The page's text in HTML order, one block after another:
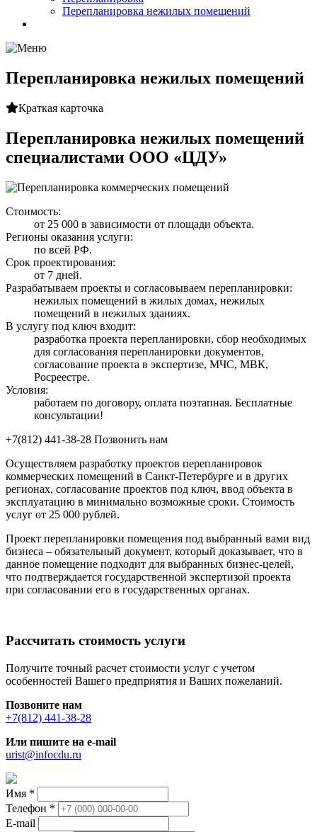
Перепланировка нежилых помещений
Перепланировка нежилых помещений
Краткая карточка
Перепланировка нежилых помещений
специалистами ООО «ЦДУ»
Стоимость:
от 25 000 в зависимости от площади объекта.
Регионы оказания услуги:
по всей РФ.
Срок проектирования:
от 7 дней.
Разрабатываем проекты и согласовываем перепланировки:
нежилых помещений в жилых домах, нежилых
помещений в нежилых зданиях.
В услугу под ключ входит:
разработка проекта перепланировки, сбор необходимых
для согласования перепланировки документов,
согласование проекта в экспертизе, МЧС, МВК,
Росреестре.
Условия:
работаем по договору, оплата поэтапная. Бесплатные
консультации!
+7(812) 441-38-28 Позвонить нам
Осуществляем разработку проектов перепланировок
коммерческих помещений в Санкт-Петербурге и в других
регионах, согласование проектов под ключ, ввод объекта в
эксплуатацию в минимально возможные сроки. Стоимость
услуг от 25 000 рублей.
Проект перепланировки помещения под выбранный вами вид
бизнеса – обязательный документ, который доказывает, что в
данное помещение подходит для выбранных бизнес-целей,
что подтверждается государственной экспертизой проекта
при согласовании его в государственных органах.
Рассчитать стоимость услуги
Получите точный расчет стоимости услуг с учетом
особенностей Вашего предприятия и Ваших пожеланий.
Позвоните нам
+7(812) 441-38-28
Или пишите на e-mail
urist@infocdu.ru
Имя *
Телефон *
E-mail